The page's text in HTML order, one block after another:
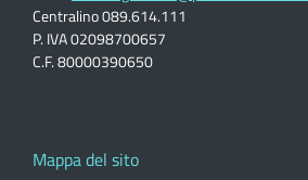
Centralino 089.614.111
P. IVA 02098700657
C.F. 80000390650
Mappa del sito